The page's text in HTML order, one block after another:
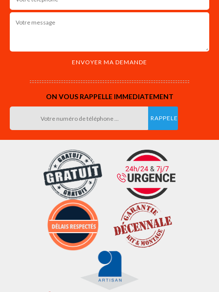
ON VOUS RAPPELLE IMMEDIATEMENT